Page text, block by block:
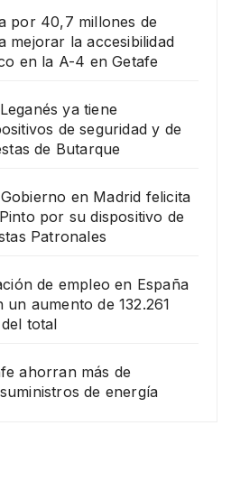
por 40,7 millones de
mejorar la accesibilidad
en la A-4 en Getafe
ya tiene
de seguridad y de
de Butarque
en Madrid felicita
por su dispositivo de
Patronales
de empleo en España
aumento de 132.261
total
ahorran más de
de energía